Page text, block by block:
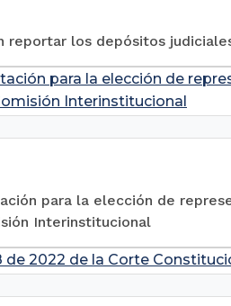
reportar los depósitos
para la elección de
Interinstitucional
para la elección de
Interinstitucional
2022 de la Corte